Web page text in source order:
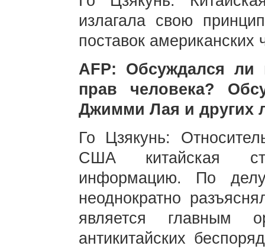
излагала свою
поставок американских
AFP: Обсуждался ли
прав человека?
Джимми Лая и других
Го Цзякунь:
США китайская
информацию. По
неоднократно
является главным
антикитайских